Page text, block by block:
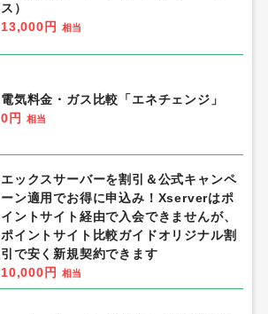
ス）
13,000円
相当
電気料金・ガス比較「エネチェンジ」
0円
相当
エックスサーバーを割引＆公式キャンペ
ーン適用でお得に申込み！Xserverはポ
イントサイト経由で入会できませんが、
ポイントサイト比較ガイドオリジナル割
引で安く新規契約できます
10,000円
相当